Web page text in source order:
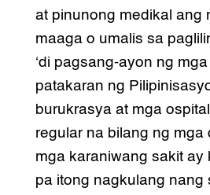
at pinunong medikal ang
maaga o umalis sa
‘di pagsang-ayon ng
patakaran ng
burukrasya at mga
regular na bilang ng mga
mga karaniwang sakit ay
pa itong nagkulang nang